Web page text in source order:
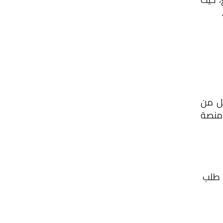
إذا حصل الطلاق، يجب توثيقه رسميًا لضمان الحقوق القانونية لكل من
الزوج والزوجة. في السعودية، يمكن إثبات الطلاق بسهولة من خلال منصة
من القائمة الرئيسية، اختر الخدمات الإلكترونية → القضاء → طلب